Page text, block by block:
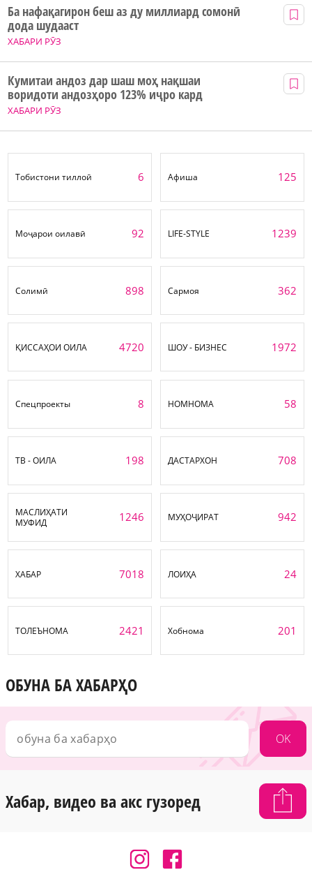
ХАБАРИ РӮЗ
Ба нафақагирон беш аз ду миллиард сомонӣ
дода шудааст
ХАБАРИ РӮЗ
Кумитаи андоз дар шаш моҳ нақшаи
воридоти андозҳоро 123% иҷро кард
Тобистони тиллоӣ 6 Афиша 125
Моҷарои оилавӣ 92 LIFE-STYLE 1239
Солимӣ 898 Сармоя 362
ҚИССАҲОИ ОИЛА 4720 ШОУ - БИЗНЕС 1972
Спецпроекты 8 НОМНОМА 58
ТВ - ОИЛА 198 ДАСТАРХОН 708
МАСЛИҲАТИ
МУФИД
1246 МУҲОҶИРАТ 942
ХАБАР 7018 ЛОИҲА 24
ТОЛЕЪНОМА 2421 Хобнома 201
ОБУНА БА ХАБАРҲО
OK
Хабар, видео ва акс гузоред